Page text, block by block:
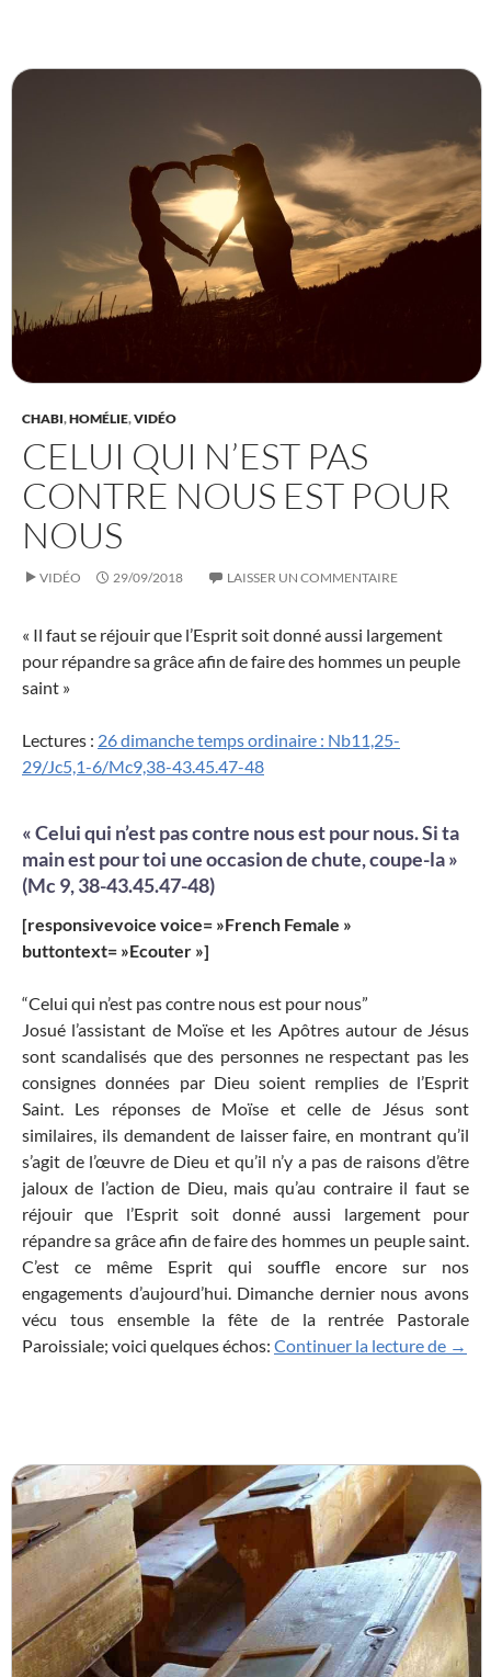
CHABI,HOMÉLIE,VIDÉO
CELUI QUI N’EST PAS
CONTRE NOUS EST POUR
NOUS
VIDÉO 29/09/2018 LAISSER UN COMMENTAIRE
« Il faut se réjouir que l’Esprit soit donné aussi largement
pour répandre sa grâce afin de faire des hommes un peuple
saint »
Lectures : 26 dimanche temps ordinaire : Nb11,25-
29/Jc5,1-6/Mc9,38-43.45.47-48
« Celui qui n’est pas contre nous est pour nous. Si ta
main est pour toi une occasion de chute, coupe-la »
(Mc 9, 38-43.45.47-48)
[responsivevoice voice= »French Female »
buttontext= »Ecouter »]
“Celui qui n’est pas contre nous est pour nous”
Josué l’assistant de Moïse et les Apôtres autour de Jésus
sont scandalisés que des personnes ne respectant pas les
consignes données par Dieu soient remplies de l’Esprit
Saint. Les réponses de Moïse et celle de Jésus sont
similaires, ils demandent de laisser faire, en montrant qu’il
s’agit de l’œuvre de Dieu et qu’il n’y a pas de raisons d’être
jaloux de l’action de Dieu, mais qu’au contraire il faut se
réjouir que l’Esprit soit donné aussi largement pour
répandre sa grâce afin de faire des hommes un peuple saint.
C’est ce même Esprit qui souffle encore sur nos
engagements d’aujourd’hui. Dimanche dernier nous avons
vécu tous ensemble la fête de la rentrée Pastorale
Paroissiale; voici quelques échos: Continuer la lecture de →